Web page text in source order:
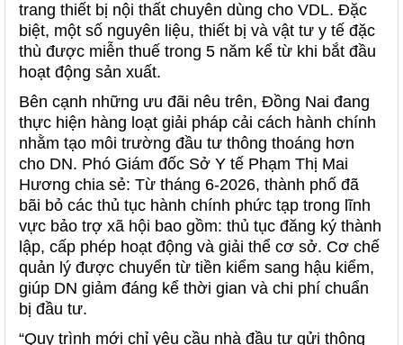
trang thiết bị nội thất chuyên dùng cho VDL. Đặc
biệt, một số nguyên liệu, thiết bị và vật tư y tế đặc
thù được miễn thuế trong 5 năm kể từ khi bắt đầu
hoạt động sản xuất.
Bên cạnh những ưu đãi nêu trên, Đồng Nai đang
thực hiện hàng loạt giải pháp cải cách hành chính
nhằm tạo môi trường đầu tư thông thoáng hơn
cho DN. Phó Giám đốc Sở Y tế Phạm Thị Mai
Hương chia sẻ: Từ tháng 6-2026, thành phố đã
bãi bỏ các thủ tục hành chính phức tạp trong lĩnh
vực bảo trợ xã hội bao gồm: thủ tục đăng ký thành
lập, cấp phép hoạt động và giải thể cơ sở. Cơ chế
quản lý được chuyển từ tiền kiểm sang hậu kiểm,
giúp DN giảm đáng kể thời gian và chi phí chuẩn
bị đầu tư.
“Quy trình mới chỉ yêu cầu nhà đầu tư gửi thông